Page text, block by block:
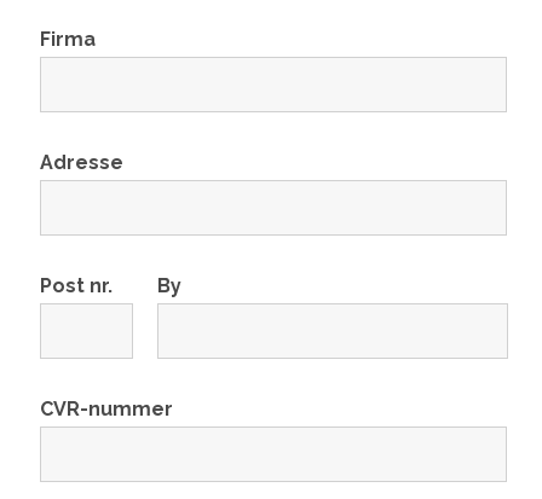
Firma
Adresse
Post nr. By
CVR-nummer